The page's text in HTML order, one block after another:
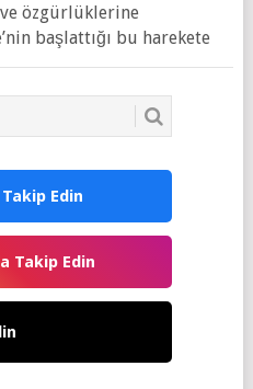
özgürlüklerine
başlattığı bu harekete
Edin
Takip Edin